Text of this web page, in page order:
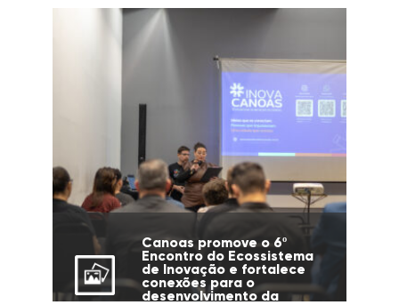
Canoas promove o 6º
Encontro do Ecossistema
de Inovação e fortalece
conexões para o
desenvolvimento da